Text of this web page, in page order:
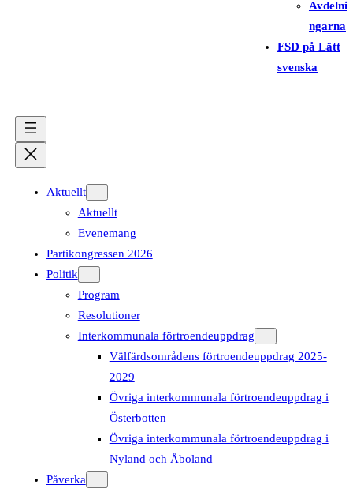
Avdelni
ngarna
FSD på Lätt
svenska
Aktuellt
Aktuellt
Evenemang
Partikongressen 2026
Politik
Program
Resolutioner
Interkommunala förtroendeuppdrag
Välfärdsområdens förtroendeuppdrag 2025-
2029
Övriga interkommunala förtroendeuppdrag i
Österbotten
Övriga interkommunala förtroendeuppdrag i
Nyland och Åboland
Påverka